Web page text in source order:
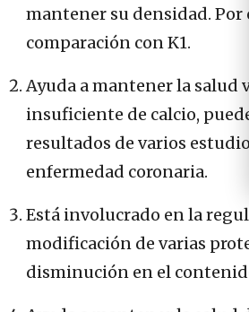
mantener su densidad.
comparación con K1.
Ayuda a mantener la salud
insuficiente de calcio,
resultados de varios
enfermedad coronaria.
Está involucrado en la
modificación de varias
disminución en el